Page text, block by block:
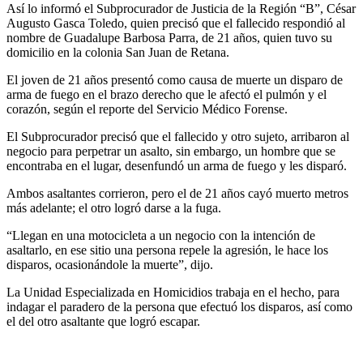
Así lo informó el Subprocurador de Justicia de la Región “B”, César
Augusto Gasca Toledo, quien precisó que el fallecido respondió al
nombre de Guadalupe Barbosa Parra, de 21 años, quien tuvo su
domicilio en la colonia San Juan de Retana.
El joven de 21 años presentó como causa de muerte un disparo de
arma de fuego en el brazo derecho que le afectó el pulmón y el
corazón, según el reporte del Servicio Médico Forense.
El Subprocurador precisó que el fallecido y otro sujeto, arribaron al
negocio para perpetrar un asalto, sin embargo, un hombre que se
encontraba en el lugar, desenfundó un arma de fuego y les disparó.
Ambos asaltantes corrieron, pero el de 21 años cayó muerto metros
más adelante; el otro logró darse a la fuga.
“Llegan en una motocicleta a un negocio con la intención de
asaltarlo, en ese sitio una persona repele la agresión, le hace los
disparos, ocasionándole la muerte”, dijo.
La Unidad Especializada en Homicidios trabaja en el hecho, para
indagar el paradero de la persona que efectuó los disparos, así como
el del otro asaltante que logró escapar.